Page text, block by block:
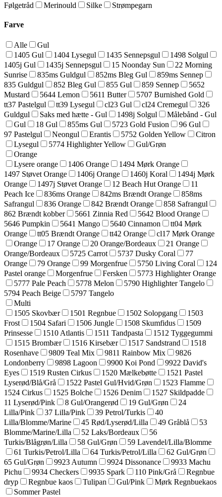
Følgetråd
Merinould Silke Strømpegarn
Farve
Alle
Gul
1405 Gul
1404 Lysegul 1435 Sennepsgul
1498 Solgul
1405j Gul
1435j Sennepsgul 15 Noonday Sun
22 Morning
Sunrise
835ms Guldgul 852ms Bleg Gul
859ms Sennep
835 Guldgul
852 Bleg Gul 855 Gul 859 Sennep
5652
Mustard
5644 Lemon 5611 Butter
5707 Burnished Gold
tt37 Pastelgul
tt39 Lysegul cl23 Gul cl24 Cremegul
326
Guldgul
Saks med hætte - Gul 1498j Solgul
Målebånd - Gul
Gul
18 Gul 855ms Gul 5723 Gold Fusion
96 Gul
97 Pastelgul
Neongul Erantis 5752 Golden Yellow
Citron
Lysegul
5774 Highlighter Yellow
Gul/Grøn
Orange
Lysere orange
1406 Orange
1494 Mørk Orange
1497 Støvet Orange
1406j Orange 1460j Koral
1494j Mørk
Orange
1497j Støvet Orange 12 Beach Hut Orange
11
Peach Ice
836ms Orange 842ms Brændt Orange
858ms
Safrangul
836 Orange 842 Brændt Orange
858 Safrangul
862 Brændt kobber
5661 Zinnia Red
5642 Blood Orange
5646 Pumpkin
5641 Mango 5640 Cinnamon
tt04 Mørk
Orange
tt05 Brændt Orange tt42 Orange
cl17 Mørk Orange
Orange
17 Orange 20 Orange/Bordeaux
21 Orange
Orange/Bordeaux
5725 Carrot 5737 Dusky Coral
77
Orange
79 Orange 99 Morgenfrue 5750 Living Coral
124
Pastel orange
Morgenfrue Fersken
5773 Highlighter Orange
5777 Pale Peach
5778 Melon
5790 Highlighter Tangelo
5794 Peach Beige
5797 Tangelo
Multi
1505 Skovbær
1501 Regnbue 1502 Solopgang
1503
Frost
1504 Safari 1506 Jungle 1508 Skumfidus
1509
Prinsesse
1510 Atlantis 1511 Tandpasta
1512 Tyggegummi
1515 Brombær
1516 Kirsebær 1517 Sandstrand
1518
Rosenhave
9809 Teal Mix 9811 Rainbow Mix
9826
Londonberry
9898 Lagoon 9900 Koi Pond
9922 David's
Eyes
1519 Rusten Cirkus 1520 Mælkebøtte
1521 Pastel
Lyserød/Blå/Grå
1522 Pastel Gul/Hvid/Grøn
1523 Flamme
1524 Cirkus
1525 Bolche 1526 Denim
1527 Skildpadde
11 Lyserød/Pink
8 Gul/Orangerød 19 Gul/Grøn
24
Lilla/Pink
37 Lilla/Pink 39 Petrol/Turkis
40
Lilla/Blomme/Marine
45 Rød/Lyserød/Lilla 49 Gråblå
53
Blomme/Marine/Lilla
52 Laks/Bordeaux
56
Turkis/Blågrøn/Lilla
58 Gul/Grøn
59 Lavendel/Lilla/Blomme
61 Turkis/Petrol/Lilla
64 Turkis/Petrol/Lilla
62 Gul/Grøn
65 Gul/Grøn
9923 Autumn 9924 Dissonance
9933 Machu
Pichu
9934 Checkers 9935 Spark 110 Pink/Grå
Regnbue
dryp
Regnbue kaos Tulipan Gul/Pink
Mørk Regnbuekaos
Sommer Pastel